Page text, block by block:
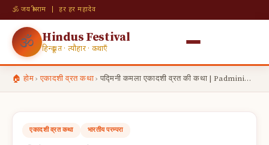
🕉 जय श्री राम | हर हर महादेव
🕉 Hindus Festival
हिन्दू व्रत · त्यौहार · कथाएँ
🏠 होम› एकादशी व्रत कथा› पद्मिनी कमला एकादशी व्रत की कथा | Padmini…
एकादशी व्रत कथा भारतीय परम्परा